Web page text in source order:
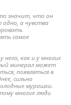
значит, что он
одно, а чувства
самое
как и у многих
минерал может
появляться в
сильно
мурашки.
многие люди